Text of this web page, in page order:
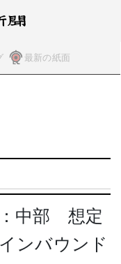
最新の紙面
中部 想定
ンバウンド